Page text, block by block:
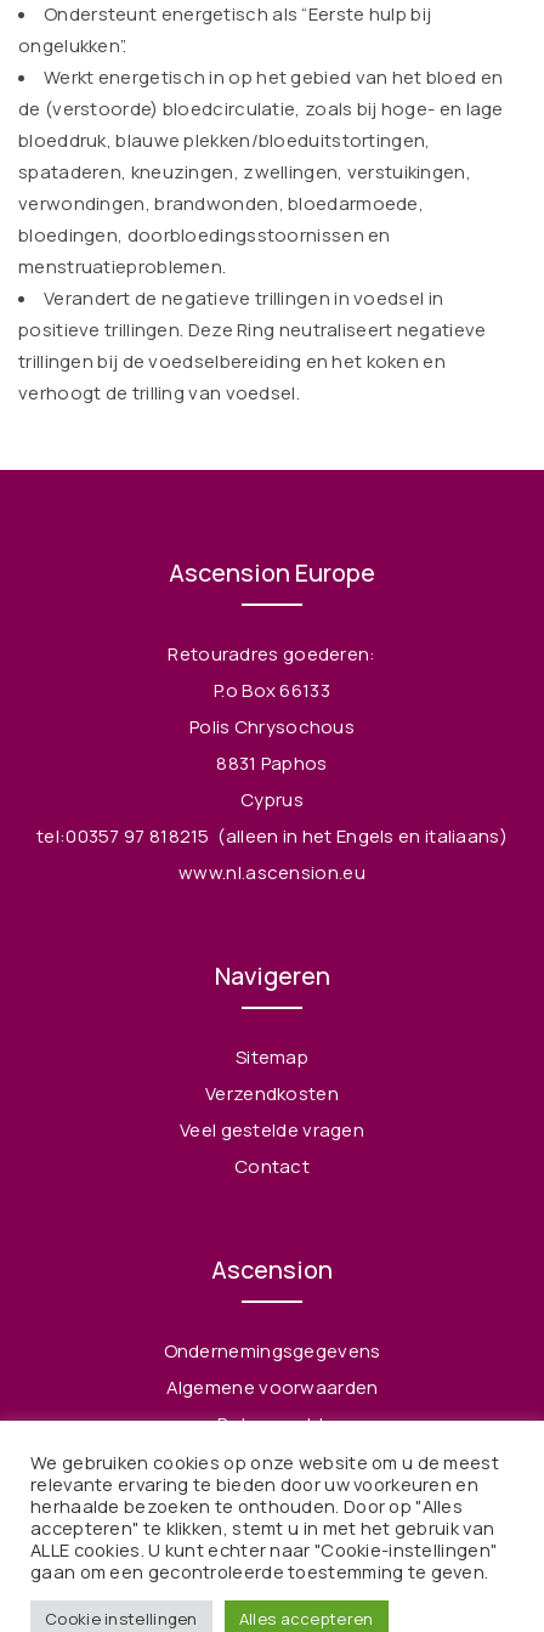
Ondersteunt energetisch als “Eerste hulp bij
ongelukken”.
Werkt energetisch in op het gebied van het bloed en
de (verstoorde) bloedcirculatie, zoals bij hoge- en lage
bloeddruk, blauwe plekken/bloeduitstortingen,
spataderen, kneuzingen, zwellingen, verstuikingen,
verwondingen, brandwonden, bloedarmoede,
bloedingen, doorbloedingsstoornissen en
menstruatieproblemen.
Verandert de negatieve trillingen in voedsel in
positieve trillingen. Deze Ring neutraliseert negatieve
trillingen bij de voedselbereiding en het koken en
verhoogt de trilling van voedsel.
Ascension Europe
Retouradres goederen:
P.o Box 66133
Polis Chrysochous
8831 Paphos
Cyprus
tel:00357 97 818215 (alleen in het Engels en italiaans)
www.nl.ascension.eu
Navigeren
Sitemap
Verzendkosten
Veel gestelde vragen
Contact
Ascension
Ondernemingsgegevens
Algemene voorwaarden
Retourrecht
Privacy Policy
© 2021 Ascension. Alle rechten voorbehouden
Webdesign & Webdevelopment door Kaffka
We gebruiken cookies op onze website om u de meest
relevante ervaring te bieden door uw voorkeuren en
herhaalde bezoeken te onthouden. Door op "Alles
accepteren" te klikken, stemt u in met het gebruik van
ALLE cookies. U kunt echter naar "Cookie-instellingen"
gaan om een ​​gecontroleerde toestemming te geven.
Cookie instellingen Alles accepteren